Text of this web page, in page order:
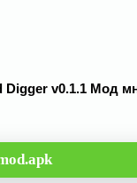
Digger v0.1.1 Мод